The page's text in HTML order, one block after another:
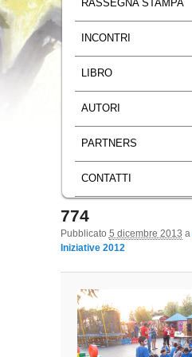
RASSEGNA STAMPA
INCONTRI
LIBRO
AUTORI
PARTNERS
CONTATTI
Navigazione immagini
774
Pubblicato 5 dicembre 2013 a
Iniziative 2012